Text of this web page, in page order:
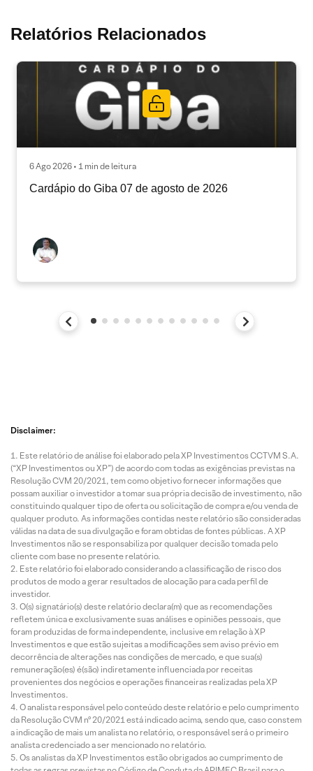
Relatórios Relacionados
6 Ago 2026 • 1 min de leitura
Cardápio do Giba 07 de agosto de 2026
Disclaimer:
Este relatório de análise foi elaborado pela XP Investimentos CCTVM S.A.
(“XP Investimentos ou XP”) de acordo com todas as exigências previstas na
Resolução CVM 20/2021, tem como objetivo fornecer informações que
possam auxiliar o investidor a tomar sua própria decisão de investimento, não
constituindo qualquer tipo de oferta ou solicitação de compra e/ou venda de
qualquer produto. As informações contidas neste relatório são consideradas
válidas na data de sua divulgação e foram obtidas de fontes públicas. A XP
Investimentos não se responsabiliza por qualquer decisão tomada pelo
cliente com base no presente relatório.
Este relatório foi elaborado considerando a classificação de risco dos
produtos de modo a gerar resultados de alocação para cada perfil de
investidor.
O(s) signatário(s) deste relatório declara(m) que as recomendações
refletem única e exclusivamente suas análises e opiniões pessoais, que
foram produzidas de forma independente, inclusive em relação à XP
Investimentos e que estão sujeitas a modificações sem aviso prévio em
decorrência de alterações nas condições de mercado, e que sua(s)
remuneração(es) é(são) indiretamente influenciada por receitas
provenientes dos negócios e operações financeiras realizadas pela XP
Investimentos.
O analista responsável pelo conteúdo deste relatório e pelo cumprimento
da Resolução CVM nº 20/2021 está indicado acima, sendo que, caso constem
a indicação de mais um analista no relatório, o responsável será o primeiro
analista credenciado a ser mencionado no relatório.
Os analistas da XP Investimentos estão obrigados ao cumprimento de